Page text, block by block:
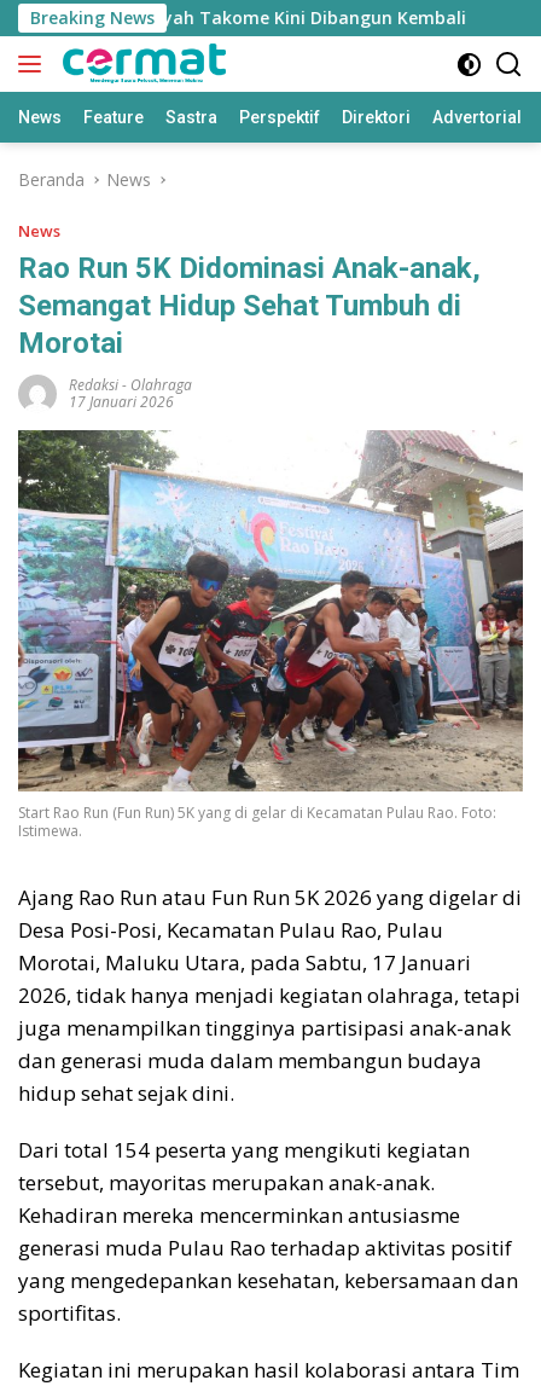
Langsung
ke
konten
Breaking News
Nurul Fasyah Takome Kini Dibangun Kembali
News Feature Sastra Perspektif Direktori Advertorial
Beranda News
News
Rao Run 5K Didominasi Anak-anak,
Semangat Hidup Sehat Tumbuh di
Morotai
Redaksi- Olahraga
17 Januari 2026
Start Rao Run (Fun Run) 5K yang di gelar di Kecamatan Pulau Rao. Foto:
Istimewa.
Ajang Rao Run atau Fun Run 5K 2026 yang digelar di
Desa Posi-Posi, Kecamatan Pulau Rao, Pulau
Morotai, Maluku Utara, pada Sabtu, 17 Januari
2026, tidak hanya menjadi kegiatan olahraga, tetapi
juga menampilkan tingginya partisipasi anak-anak
dan generasi muda dalam membangun budaya
hidup sehat sejak dini.
Dari total 154 peserta yang mengikuti kegiatan
tersebut, mayoritas merupakan anak-anak.
Kehadiran mereka mencerminkan antusiasme
generasi muda Pulau Rao terhadap aktivitas positif
yang mengedepankan kesehatan, kebersamaan dan
sportifitas.
Kegiatan ini merupakan hasil kolaborasi antara Tim